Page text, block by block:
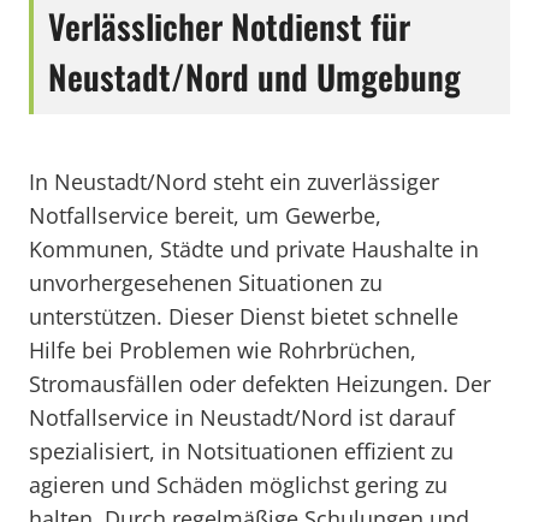
Verlässlicher Notdienst für
Neustadt/Nord und Umgebung
In Neustadt/Nord steht ein zuverlässiger
Notfallservice bereit, um Gewerbe,
Kommunen, Städte und private Haushalte in
unvorhergesehenen Situationen zu
unterstützen. Dieser Dienst bietet schnelle
Hilfe bei Problemen wie Rohrbrüchen,
Stromausfällen oder defekten Heizungen. Der
Notfallservice in Neustadt/Nord ist darauf
spezialisiert, in Notsituationen effizient zu
agieren und Schäden möglichst gering zu